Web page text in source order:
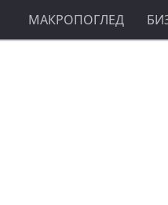
МАКРОПОГЛЕД